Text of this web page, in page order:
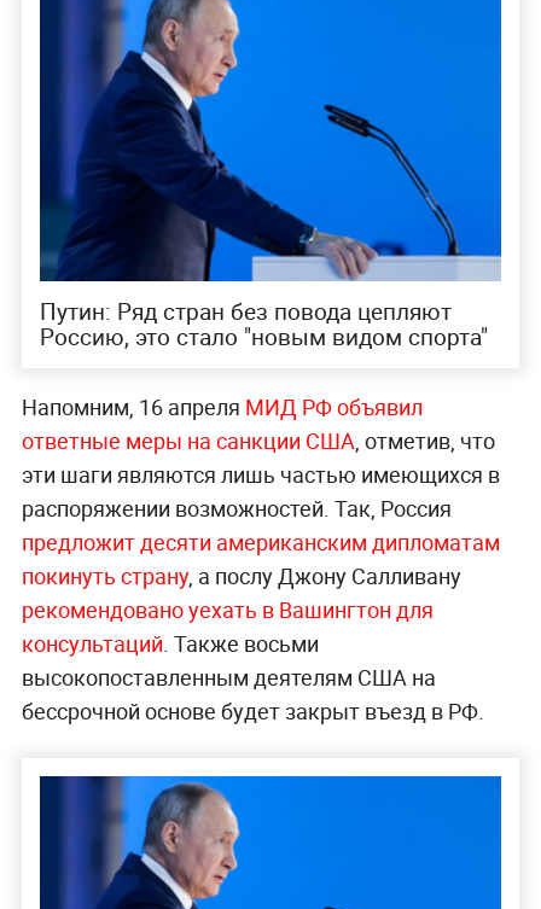
Путин: Ряд стран без повода цепляют
Россию, это стало "новым видом спорта"
Напомним, 16 апреля МИД РФ объявил
ответные меры на санкции США , отметив, что
эти шаги являются лишь частью имеющихся в
распоряжении возможностей. Так, Россия
предложит десяти американским дипломатам
покинуть страну, а послу Джону Салливану
рекомендовано уехать в Вашингтон для
консультаций . Также восьми
высокопоставленным деятелям США на
бессрочной основе будет закрыт въезд в РФ.